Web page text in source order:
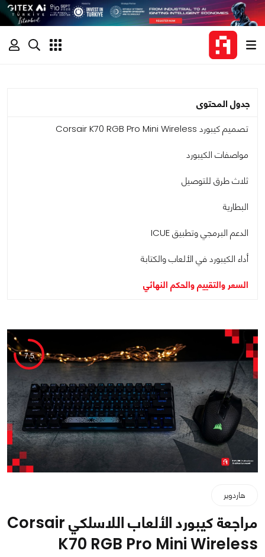
جدول المحتوى
تصميم كيبورد Corsair K70 RGB Pro Mini Wireless
مواصفات الكيبورد
ثلاث طرق للتوصيل
البطارية
الدعم البرمجي وتطبيق ICUE
أداء الكيبورد في الألعاب والكتابة
السعر والتقييم والحكم النهائي
7.5
هاردوير
مراجعة كيبورد الألعاب اللاسلكي Corsair
K70 RGB Pro Mini Wireless